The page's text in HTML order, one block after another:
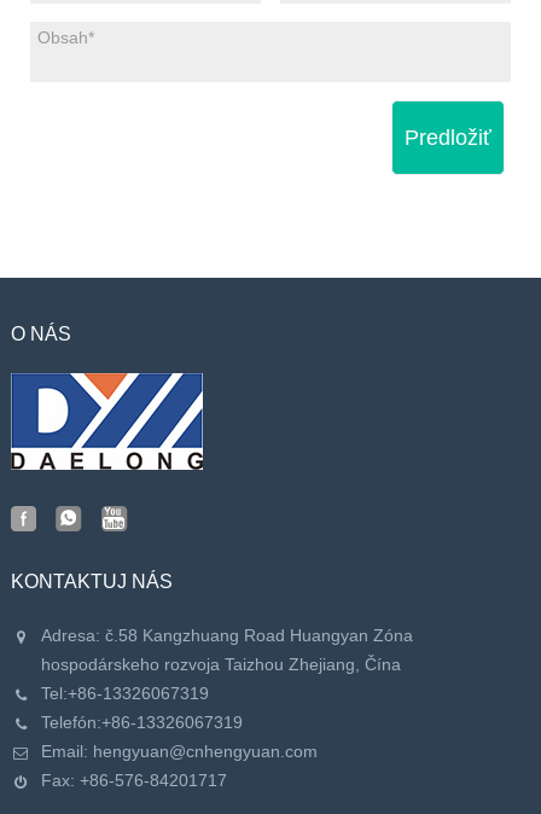
Predložiť
O NÁS
KONTAKTUJ NÁS
Adresa: č.58 Kangzhuang Road Huangyan Zóna
hospodárskeho rozvoja Taizhou Zhejiang, Čína
Tel:+86-13326067319
Telefón:+86-13326067319
Email: hengyuan@cnhengyuan.com
Fax: +86-576-84201717